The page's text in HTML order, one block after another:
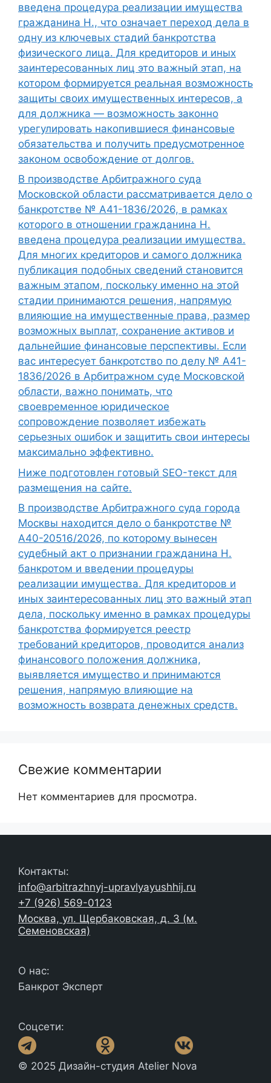
введена процедура реализации имущества
гражданина Н., что означает переход дела в
одну из ключевых стадий банкротства
физического лица. Для кредиторов и иных
заинтересованных лиц это важный этап, на
котором формируется реальная возможность
защиты своих имущественных интересов, а
для должника — возможность законно
урегулировать накопившиеся финансовые
обязательства и получить предусмотренное
законом освобождение от долгов.
В производстве Арбитражного суда
Московской области рассматривается дело о
банкротстве № А41-1836/2026, в рамках
которого в отношении гражданина Н.
введена процедура реализации имущества.
Для многих кредиторов и самого должника
публикация подобных сведений становится
важным этапом, поскольку именно на этой
стадии принимаются решения, напрямую
влияющие на имущественные права, размер
возможных выплат, сохранение активов и
дальнейшие финансовые перспективы. Если
вас интересует банкротство по делу № А41-
1836/2026 в Арбитражном суде Московской
области, важно понимать, что
своевременное юридическое
сопровождение позволяет избежать
серьезных ошибок и защитить свои интересы
максимально эффективно.
Ниже подготовлен готовый SEO-текст для
размещения на сайте.
В производстве Арбитражного суда города
Москвы находится дело о банкротстве №
А40-20516/2026, по которому вынесен
судебный акт о признании гражданина Н.
банкротом и введении процедуры
реализации имущества. Для кредиторов и
иных заинтересованных лиц это важный этап
дела, поскольку именно в рамках процедуры
банкротства формируется реестр
требований кредиторов, проводится анализ
финансового положения должника,
выявляется имущество и принимаются
решения, напрямую влияющие на
возможность возврата денежных средств.
Свежие комментарии
Нет комментариев для просмотра.
Контакты:
info@arbitrazhnyj-upravlyayushhij.ru
+7 (926) 569-0123
Москва, ул. Щербаковская, д. 3 (м.
Семеновская)
О нас:
Банкрот Эксперт
Соцсети:
© 2025 Дизайн-студия Atelier Nova